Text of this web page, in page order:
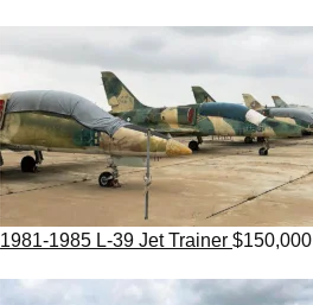
1981-1985 L-39 Jet Trainer $150,000